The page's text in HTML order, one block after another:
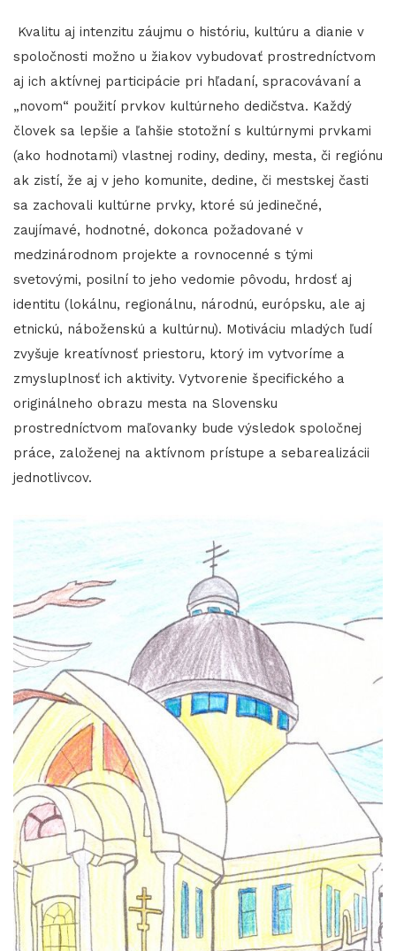
Kvalitu aj intenzitu záujmu o históriu, kultúru a dianie v
spoločnosti možno u žiakov vybudovať prostredníctvom
aj ich aktívnej participácie pri hľadaní, spracovávaní a
„novom“ použití prvkov kultúrneho dedičstva. Každý
človek sa lepšie a ľahšie stotožní s kultúrnymi prvkami
(ako hodnotami) vlastnej rodiny, dediny, mesta, či regiónu
ak zistí, že aj v jeho komunite, dedine, či mestskej časti
sa zachovali kultúrne prvky, ktoré sú jedinečné,
zaujímavé, hodnotné, dokonca požadované v
medzinárodnom projekte a rovnocenné s tými
svetovými, posilní to jeho vedomie pôvodu, hrdosť aj
identitu (lokálnu, regionálnu, národnú, európsku, ale aj
etnickú, náboženskú a kultúrnu). Motiváciu mladých ľudí
zvyšuje kreatívnosť priestoru, ktorý im vytvoríme a
zmysluplnosť ich aktivity. Vytvorenie špecifického a
originálneho obrazu mesta na Slovensku
prostredníctvom maľovanky bude výsledok spoločnej
práce, založenej na aktívnom prístupe a sebarealizácii
jednotlivcov.